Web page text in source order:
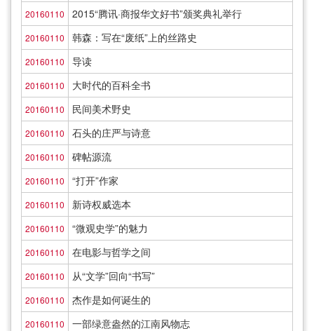
20160110 2015“腾讯·商报华文好书”颁奖典礼举行
20160110 韩森：写在“废纸”上的丝路史
20160110 导读
20160110 大时代的百科全书
20160110 民间美术野史
20160110 石头的庄严与诗意
20160110 碑帖源流
20160110 “打开”作家
20160110 新诗权威选本
20160110 “微观史学”的魅力
20160110 在电影与哲学之间
20160110 从“文学”回向“书写”
20160110 杰作是如何诞生的
20160110 一部绿意盎然的江南风物志